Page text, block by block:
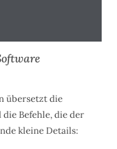
übersetzt die
Befehle, die der
kleine Details: